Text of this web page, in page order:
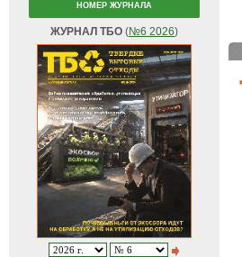
НОМЕР ЖУРНАЛА
ЖУРНАЛ ТБО (№6 2026)